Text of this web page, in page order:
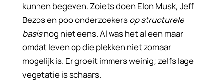
kunnen begeven. Zoiets doen Elon Musk, Jeff
Bezos en poolonderzoekersop structurele
basisnog niet eens. Al was het alleen maar
omdat leven op die plekken niet zomaar
mogelijk is. Er groeit immers weinig; zelfs lage
vegetatie is schaars.